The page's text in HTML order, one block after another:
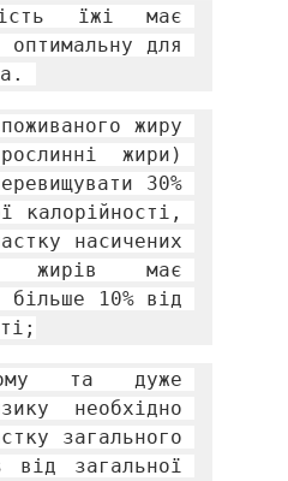
їжі має
оптимальну для
жиру
жири)
30%
калорійності,
насичених
жирів має
більше 10% від
та дуже
необхідно
загального
від загальної